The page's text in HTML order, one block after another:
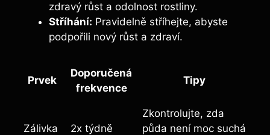
zdravý růst a odolnost rostliny.
Stříhání: Pravidelně stříhejte, abyste
podpořili nový růst a zdraví.
Prvek
Doporučená
frekvence
Tipy
Zálivka 2x týdně
Zkontrolujte, zda
půda není moc suchá